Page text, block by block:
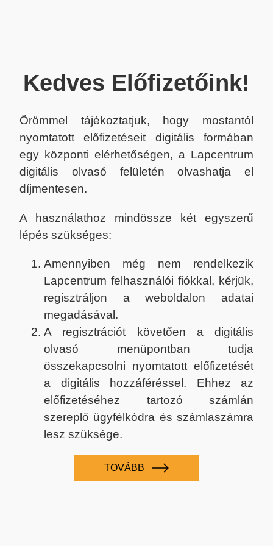
Kedves Előfizetőink!
Örömmel tájékoztatjuk, hogy mostantól
nyomtatott előfizetéseit digitális formában
egy központi elérhetőségen, a Lapcentrum
digitális olvasó felületén olvashatja el
díjmentesen.
A használathoz mindössze két egyszerű
lépés szükséges:
Amennyiben még nem rendelkezik
Lapcentrum felhasználói fiókkal, kérjük,
regisztráljon a weboldalon adatai
megadásával.
A regisztrációt követően a digitális
olvasó menüpontban tudja
összekapcsolni nyomtatott előfizetését
a digitális hozzáféréssel. Ehhez az
előfizetéséhez tartozó számlán
szereplő ügyfélkódra és számlaszámra
lesz szüksége.
TOVÁBB